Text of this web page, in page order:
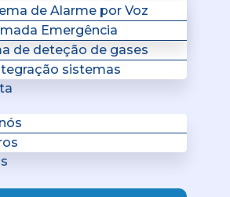
de Alarme por Voz
Emergência
de deteção de gases
sistemas